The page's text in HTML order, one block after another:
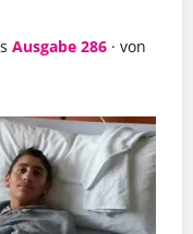
Ausgabe 286 · von